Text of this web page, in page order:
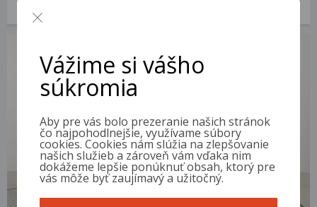
Vážime si vášho
súkromia
Aby pre vás bolo prezeranie našich stránok
čo najpohodlnejšie, využívame súbory
cookies. Cookies nám slúžia na zlepšovanie
našich služieb a zároveň vám vďaka nim
dokážeme lepšie ponúknuť obsah, ktorý pre
vás môže byť zaujímavý a užitočný.